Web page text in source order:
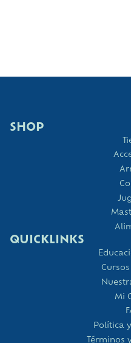
SHOP
QUICKLINKS
Mi
Política
Términos